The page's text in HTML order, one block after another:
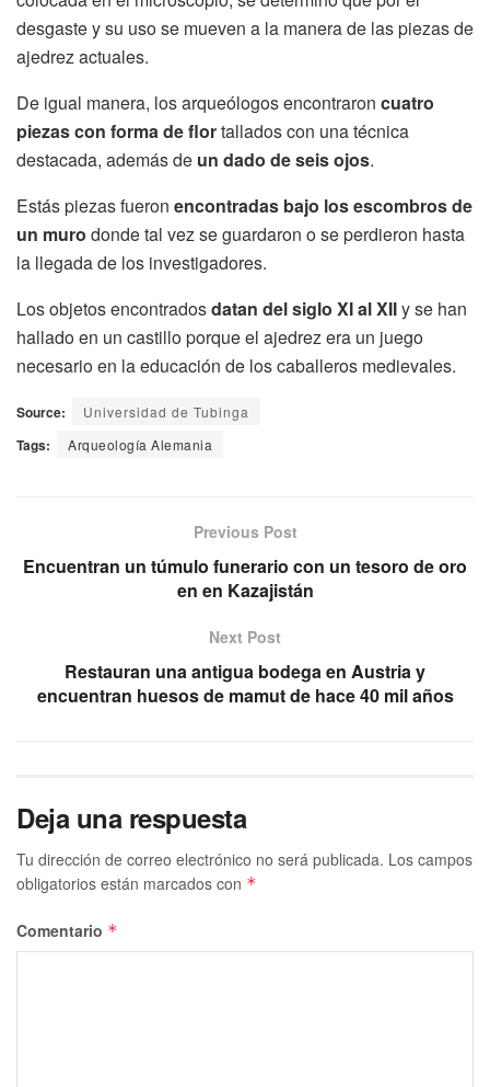
desgaste y su uso se mueven a la manera de las piezas de
ajedrez actuales.
De igual manera, los arqueólogos encontraron cuatro
piezas con forma de flortallados con una técnica
destacada, además de un dado de seis ojos.
Estás piezas fueron encontradas bajo los escombros de
un muro donde tal vez se guardaron o se perdieron hasta
la llegada de los investigadores.
Los objetos encontradosdatan del siglo XI al XIIy se han
hallado en un castillo porque el ajedrez era un juego
necesario en la educación de los caballeros medievales.
Source: Universidad de Tubinga
Tags: Arqueología Alemania
Previous Post
Encuentran un túmulo funerario con un tesoro de oro
en en Kazajistán
Next Post
Restauran una antigua bodega en Austria y
encuentran huesos de mamut de hace 40 mil años
Deja una respuesta
Tu dirección de correo electrónico no será publicada. Los campos
obligatorios están marcados con *
Comentario *